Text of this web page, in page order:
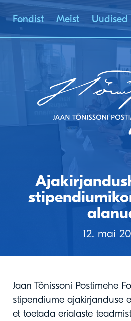
Fondist Meist Uudised
12. mai
Jaan Tõnissoni Postimehe
stipendiume ajakirjanduse
et toetada erialaste